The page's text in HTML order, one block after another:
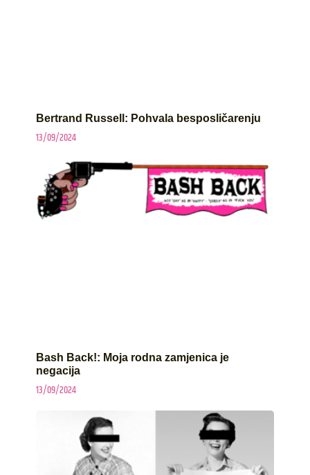
Bertrand Russell: Pohvala besposličarenju
13/09/2024
Bash Back!: Moja rodna zamjenica je
negacija
13/09/2024